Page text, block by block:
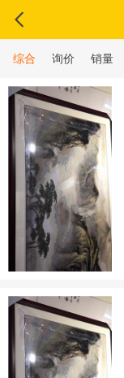
综合 询价 销量